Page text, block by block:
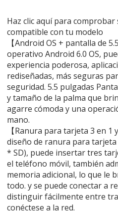
Haz clic aquí para
compatible con tu modelo
【Android OS + pantalla de
operativo Android 6.0 OS,
experiencia poderosa,
rediseñadas, más seguras
seguridad. 5.5 pulgadas
y tamaño de la palma que
agarre cómoda y una
mano.
【Ranura para tarjeta 3 en 1
diseño de ranura para tarjeta
* SD), puede insertar tres
el teléfono móvil, también
memoria adicional, lo que le
todo. y se puede conectar a
distinguir fácilmente entre
conéctese a la red.